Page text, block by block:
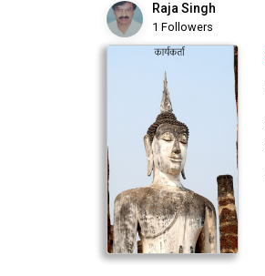
Raja Singh
1 Followers